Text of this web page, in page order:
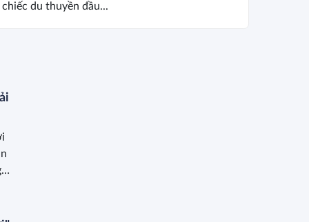
chiếc du thuyền đầu...